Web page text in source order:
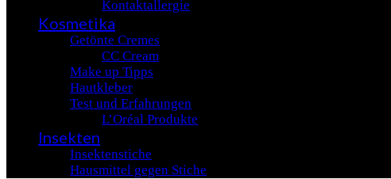
Kontaktallergie
Kosmetika
Getönte Cremes
CC Cream
Make up Tipps
Hautkleber
Test und Erfahrungen
L’Oréal Produkte
Insekten
Insektenstiche
Hausmittel gegen Stiche